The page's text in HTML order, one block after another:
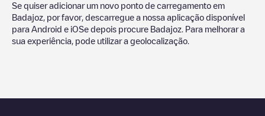
Se quiser adicionar um novo ponto de carregamento em
Badajoz , por favor, descarregue a nossa aplicação disponível
para Android e iOSe depois procure Badajoz . Para melhorar a
sua experiência, pode utilizar a geolocalização.